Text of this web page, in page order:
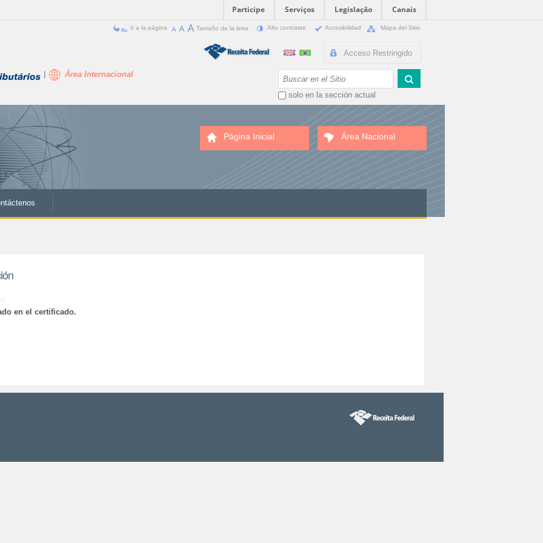
Participe Serviços Legislação
Canais
Ir a la página Tamaño de la letra Alto contraste Accesibilidad Mapa del Sitio
Acceso Restringido
solo en la sección actual
Área Internacional
Página Inicial Área Nacional
en el certificado.